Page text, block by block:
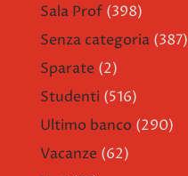
Sala Prof (398)
Senza categoria (387)
Sparate (2)
Studenti (516)
Ultimo banco (290)
Vacanze (62)